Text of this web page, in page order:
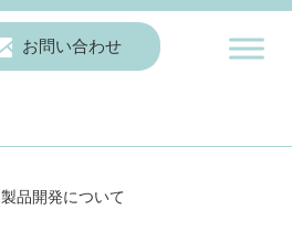
お問い合わせ
製品開発について